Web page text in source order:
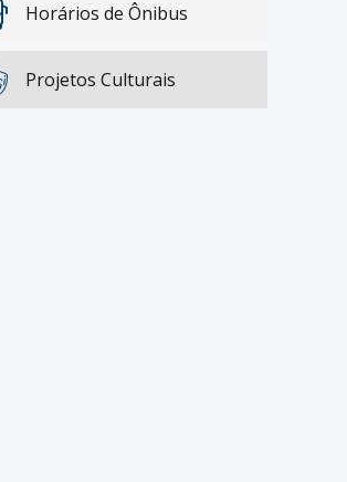
Horários de Ônibus
Projetos Culturais